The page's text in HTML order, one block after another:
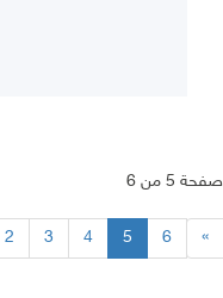
صفحة 5 من 6
2 3 4 5 6 »